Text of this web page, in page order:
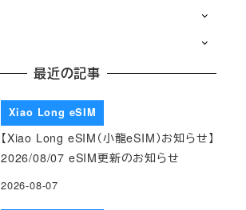
最近の記事
Xiao Long eSIM
【Xiao Long eSIM（小龍eSIM）お知らせ】
2026/08/07 eSIM更新のお知らせ
2026-08-07